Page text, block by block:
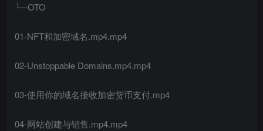
└─OTO
01-NFT和加密域名.mp4.mp4
02-Unstoppable Domains.mp4.mp4
03-使用你的域名接收加密货币支付.mp4
04-网站创建与销售.mp4.mp4